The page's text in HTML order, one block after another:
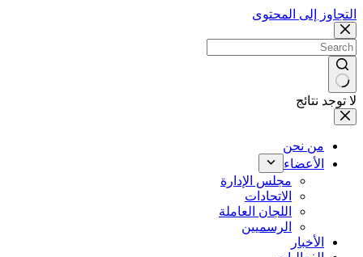
التجاوز إلى المحتوى
لا توجد نتائج
من نحن
الأعضاء
مجلس الإدارة
الاتحادات
اللجان العاملة
الرسميين
الأخبار